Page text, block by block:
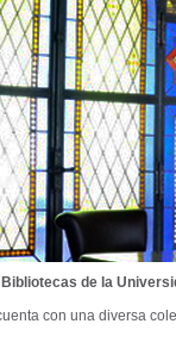
de la
con una diversa